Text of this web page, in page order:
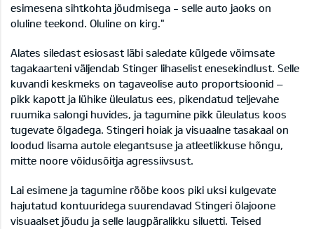
esimesena sihtkohta jõudmisega - selle auto jaoks on
oluline teekond. Oluline on kirg."
Alates siledast esiosast läbi saledate külgede võimsate
tagakaarteni väljendab Stinger lihaselist enesekindlust. Selle
kuvandi keskmeks on tagaveolise auto proportsioonid –
pikk kapott ja lühike üleulatus ees, pikendatud teljevahe
ruumika salongi huvides, ja tagumine pikk üleulatus koos
tugevate õlgadega. Stingeri hoiak ja visuaalne tasakaal on
loodud lisama autole elegantsuse ja atleetlikkuse hõngu,
mitte noore võidusõitja agressiivsust.
Lai esimene ja tagumine rööbe koos piki uksi kulgevate
hajutatud kontuuridega suurendavad Stingeri õlajoone
visuaalset jõudu ja selle laugpäralikku siluetti. Teised